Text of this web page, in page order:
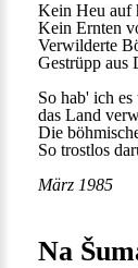
Kein Heu auf
Kein Ernten
Verwilderte
Gestrüpp aus
So hab' ich es
das Land
Die
So trostlos
März 1985
Na